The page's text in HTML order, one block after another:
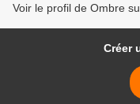
Voir le profil de Ombre
Créer